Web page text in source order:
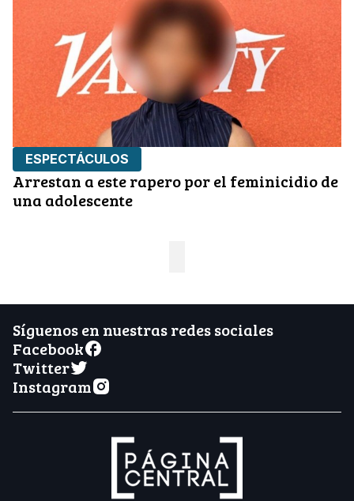
ESPECTÁCULOS
Arrestan a este rapero por el feminicidio de
una adolescente
Síguenos en nuestras redes sociales
Facebook
Twitter
Instagram